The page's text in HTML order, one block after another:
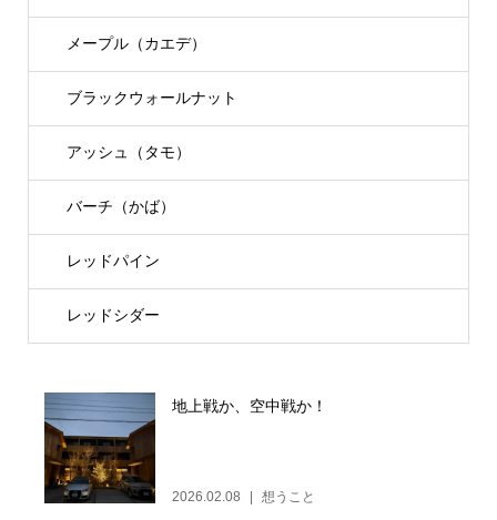
メープル（カエデ）
ブラックウォールナット
アッシュ（タモ）
バーチ（かば）
レッドパイン
レッドシダー
地上戦か、空中戦か！
2026.02.08 想うこと